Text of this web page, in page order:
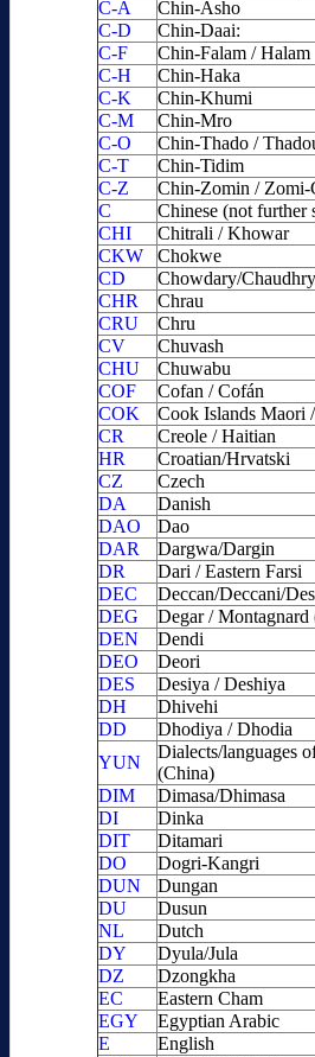
C-A
Chin-Asho
C-D
Chin-Daai:
C-F
Chin-Falam / Halam
C-H
Chin-Haka
C-K
Chin-Khumi
C-M
Chin-Mro
C-O
Chin-Thado /
C-T
Chin-Tidim
C-Z
Chin-Zomin / Zomi-
C
Chinese (not further
CHI
Chitrali / Khowar
CKW
Chokwe
CD
Chowdary/
CHR
Chrau
CRU
Chru
CV
Chuvash
CHU
Chuwabu
COF
Cofan / Cofán
COK
Cook Islands Maori
CR
Creole / Haitian
HR
Croatian/Hrvatski
CZ
Czech
DA
Danish
DAO
Dao
DAR
Dargwa/Dargin
DR
Dari / Eastern Farsi
DEC
Deccan/Deccani/
DEG
Degar / Montagnard
DEN
Dendi
DEO
Deori
DES
Desiya / Deshiya
DH
Dhivehi
DD
Dhodiya / Dhodia
YUN
Dialects/languages
(China)
DIM
Dimasa/Dhimasa
DI
Dinka
DIT
Ditamari
DO
Dogri-Kangri
DUN
Dungan
DU
Dusun
NL
Dutch
DY
Dyula/Jula
DZ
Dzongkha
EC
Eastern Cham
EGY
Egyptian Arabic
E
English